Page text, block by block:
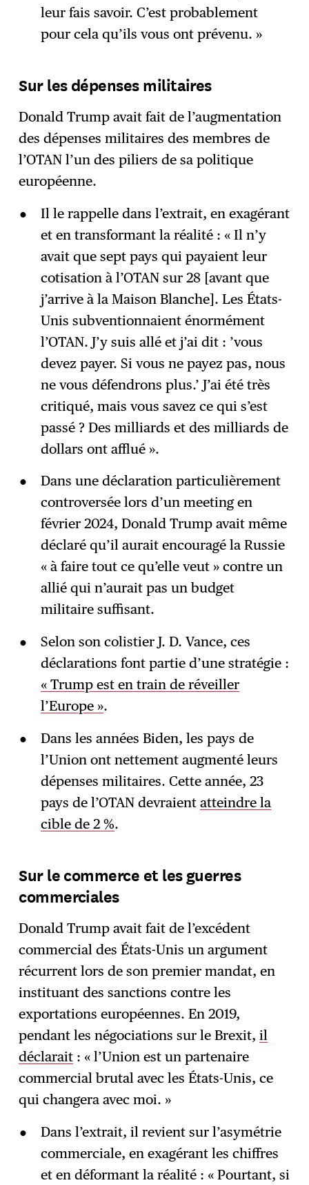
leur fais savoir. C’est probablement
pour cela qu’ils vous ont prévenu. »
Sur les dépenses militaires
Donald Trump avait fait de l’augmentation
des dépenses militaires des membres de
l’OTAN l’un des piliers de sa politique
européenne.
Il le rappelle dans l’extrait, en exagérant
et en transformant la réalité : « Il n’y
avait que sept pays qui payaient leur
cotisation à l’OTAN sur 28 [avant que
j’arrive à la Maison Blanche]. Les États-
Unis subventionnaient énormément
l’OTAN. J’y suis allé et j’ai dit : ’vous
devez payer. Si vous ne payez pas, nous
ne vous défendrons plus.’ J’ai été très
critiqué, mais vous savez ce qui s’est
passé ? Des milliards et des milliards de
dollars ont afflué ».
Dans une déclaration particulièrement
controversée lors d’un meeting en
février 2024, Donald Trump avait même
déclaré qu’il aurait encouragé la Russie
« à faire tout ce qu’elle veut » contre un
allié qui n’aurait pas un budget
militaire suffisant.
Selon son colistier J. D. Vance, ces
déclarations font partie d’une stratégie :
« Trump est en train de réveiller
l’Europe ».
Dans les années Biden, les pays de
l’Union ont nettement augmenté leurs
dépenses militaires. Cette année, 23
pays de l’OTAN devraient atteindre la
cible de 2 %.
Sur le commerce et les guerres
commerciales
Donald Trump avait fait de l’excédent
commercial des États-Unis un argument
récurrent lors de son premier mandat, en
instituant des sanctions contre les
exportations européennes. En 2019,
pendant les négociations sur le Brexit,il
déclarait : « l’Union est un partenaire
commercial brutal avec les États-Unis, ce
qui changera avec moi. »
Dans l’extrait, il revient sur l’asymétrie
commerciale, en exagérant les chiffres
et en déformant la réalité : « Pourtant, si